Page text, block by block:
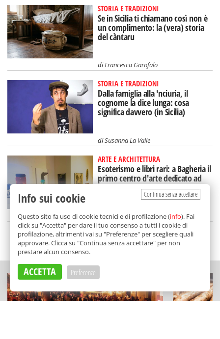
STORIA E TRADIZIONI
Se in Sicilia ti chiamano così non è
un complimento: la (vera) storia
del càntaru
diFrancesca Garofalo
STORIA E TRADIZIONI
Dalla famiglia alla 'nciuria, il
cognome la dice lunga: cosa
significa davvero (in Sicilia)
diSusanna La Valle
ARTE E ARCHITETTURA
Esoterismo e libri rari: a Bagheria il
primo centro d'arte dedicato ad
Aleister Crowley
diRedazione
SCELTO DA BALARM
Continua senza accettare
Info sui cookie
Questo sito fa uso di cookie tecnici e di profilazione (info). Fai
click su "Accetta" per dare il tuo consenso a tutti i cookie di
profilazione, altrimenti vai su "Preferenze" per scegliere quali
approvare. Clicca su "Continua senza accettare" per non
prestare alcun consenso.
ACCETTA Preferenze